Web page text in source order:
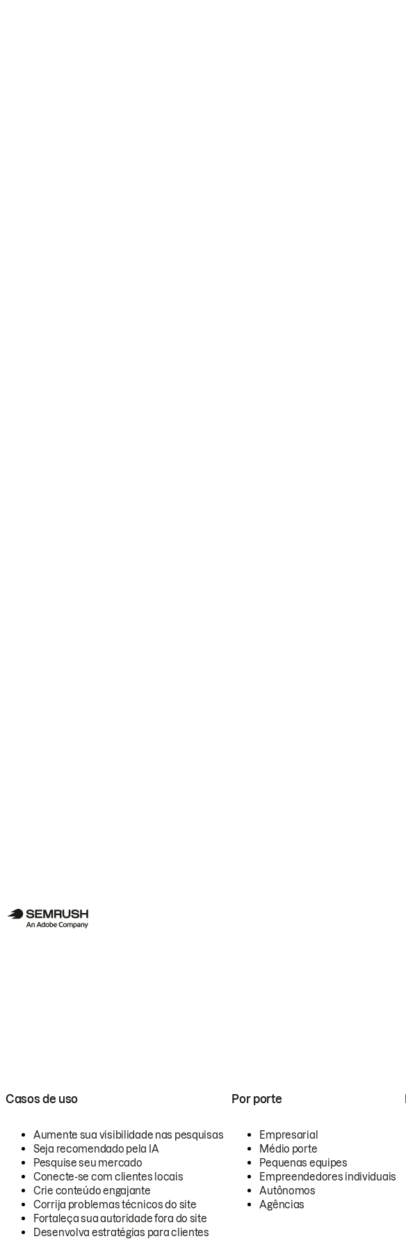
Casos de uso
Aumente sua visibilidade nas pesquisas
Seja recomendado pela IA
Pesquise seu mercado
Conecte-se com clientes locais
Crie conteúdo engajante
Corrija problemas técnicos do site
Fortaleça sua autoridade fora do site
Desenvolva estratégias para clientes
Por porte
Empresarial
Médio porte
Pequenas equipes
Empreendedores individuais
Autônomos
Agências